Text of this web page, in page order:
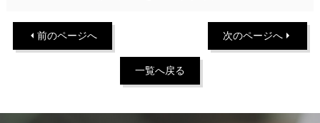
前のページへ 次のページへ
一覧へ戻る